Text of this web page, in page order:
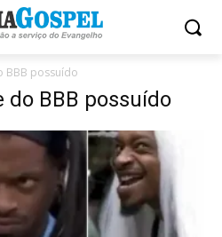
BBB possuído
BBB possuído